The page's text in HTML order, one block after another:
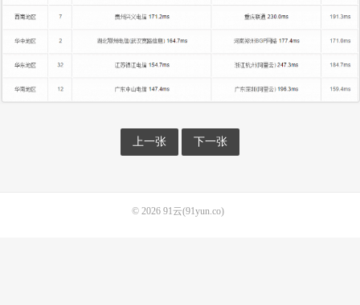
上一张 下一张
© 2026 91云(91yun.co)